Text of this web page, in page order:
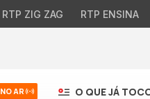
RTP ZIG ZAG RTP ENSINA
NO AR
O QUE JÁ